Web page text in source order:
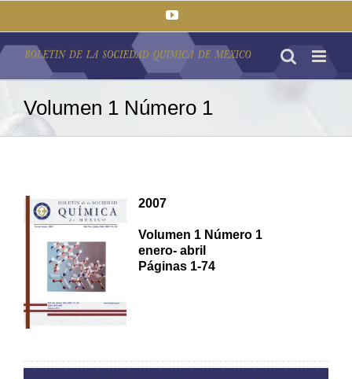
YouTube
Volumen 1 Número 1
2007
Volumen 1 Número 1
enero- abril
Páginas 1-74